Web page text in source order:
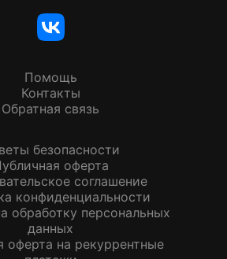
Помощь
Контакты
Обратная связь
безопасности
оферта
соглашение
конфиденциальности
обработку персональных
данных
оферта на рекуррентные